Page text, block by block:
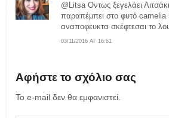
03/11/2016 AT 16:51
@Litsa Οντως ξεγελάει
παραπέμπει στο φυτό
αναποφευκτα σκέφτεσαι το
Αφήστε το σχόλιο σας
Το e-mail δεν θα εμφανιστεί.